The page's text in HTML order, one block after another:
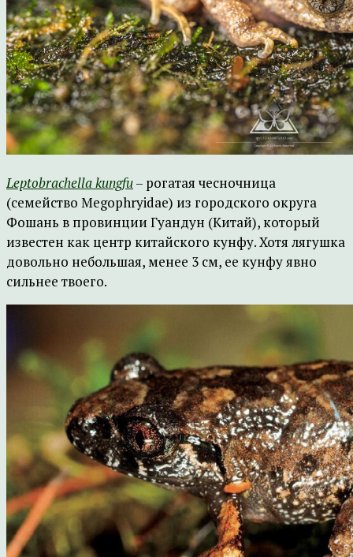
Leptobrachellakungfu– рогатая чесночница
(семейство Megophryidae) из городского округа
Фошань в провинции Гуандун (Китай), который
известен как центр китайского кунфу. Хотя лягушка
довольно небольшая, менее 3 см, ее кунфу явно
сильнее твоего.